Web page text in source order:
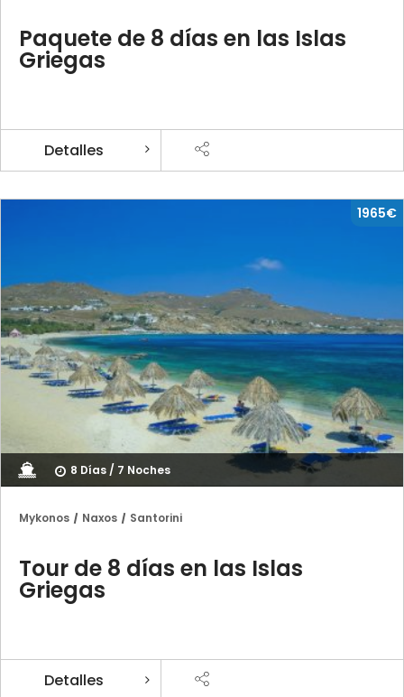
Paquete de 8 días en las Islas
Griegas
Detalles
8 Días / 7 Noches
1965€
Mykonos Naxos Santorini
Tour de 8 días en las Islas
Griegas
Detalles